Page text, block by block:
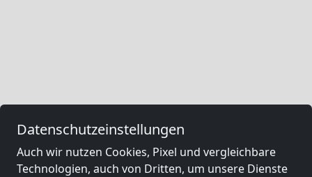
Datenschutzeinstellungen
Auch wir nutzen Cookies, Pixel und vergleichbare
Technologien, auch von Dritten, um unsere Dienste